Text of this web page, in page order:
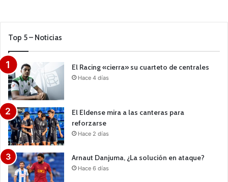
Top 5 – Noticias
El Racing «cierra» su cuarteto de centrales
Hace 4 días
El Eldense mira a las canteras para
reforzarse
Hace 2 días
Arnaut Danjuma, ¿La solución en ataque?
Hace 6 días